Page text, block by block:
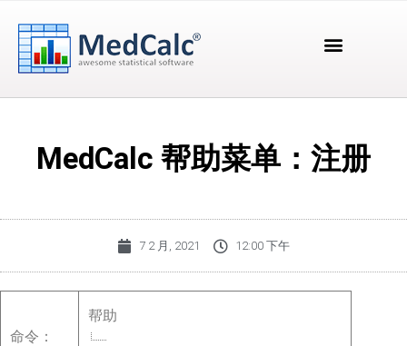
MedCalc 帮助菜单：注册
7 2 月, 2021 12:00 下午
命令：
帮助